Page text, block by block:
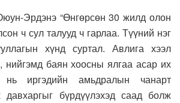
Эрдэнэ “Өнгөрсөн 30 жилд олон
ч сул талууд ч гарлаа. Түүний нэг
хүнд суртал. Авлига хээл
нийгэмд баян хоосны ялгаа асар их
нь иргэдийн амьдралын чанарт
бүрдүүлэхэд саад болж